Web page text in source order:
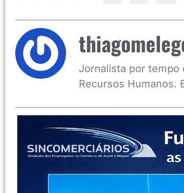
Jornalista por tempo
Recursos Humanos.